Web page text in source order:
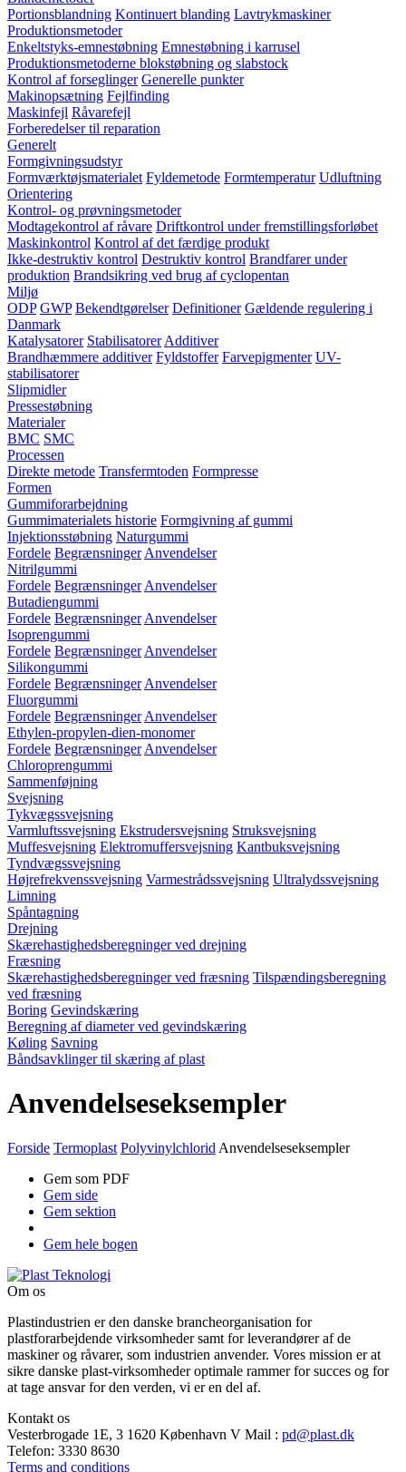
Portionsblandning Kontinuert blanding Lavtrykmaskiner
Produktionsmetoder
Enkeltstyks-emnestøbning Emnestøbning i karrusel
Produktionsmetoderne blokstøbning og slabstock
Kontrol af forseglinger Generelle punkter
Makinopsætning Fejlfinding
Maskinfejl Råvarefejl
Forberedelser til reparation
Generelt
Formgivningsudstyr
Formværktøjsmaterialet Fyldemetode Formtemperatur Udluftning
Orientering
Kontrol- og prøvningsmetoder
Modtagekontrol af råvare Driftkontrol under fremstillingsforløbet
Maskinkontrol Kontrol af det færdige produkt
Ikke-destruktiv kontrol Destruktiv kontrol Brandfarer under
produktion Brandsikring ved brug af cyclopentan
Miljø
ODP GWP Bekendtgørelser Definitioner Gældende regulering i
Danmark
Katalysatorer Stabilisatorer Additiver
Brandhæmmere additiver Fyldstoffer Farvepigmenter UV-
stabilisatorer
Slipmidler
Pressestøbning
Materialer
BMC SMC
Processen
Direkte metode Transfermtoden Formpresse
Formen
Gummiforarbejdning
Gummimaterialets historie Formgivning af gummi
Injektionsstøbning Naturgummi
Fordele Begrænsninger Anvendelser
Nitrilgummi
Fordele Begrænsninger Anvendelser
Butadiengummi
Fordele Begrænsninger Anvendelser
Isoprengummi
Fordele Begrænsninger Anvendelser
Silikongummi
Fordele Begrænsninger Anvendelser
Fluorgummi
Fordele Begrænsninger Anvendelser
Ethylen-propylen-dien-monomer
Fordele Begrænsninger Anvendelser
Chloroprengummi
Sammenføjning
Svejsning
Tykvægssvejsning
Varmluftssvejsning Ekstrudersvejsning Struksvejsning
Muffesvejsning Elektromuffersvejsning Kantbuksvejsning
Tyndvægssvejsning
Højrefrekvenssvejsning Varmestrådssvejsning Ultralydssvejsning
Limning
Spåntagning
Drejning
Skærehastighedsberegninger ved drejning
Fræsning
Skærehastighedsberegninger ved fræsning Tilspændingsberegning
ved fræsning
Boring Gevindskæring
Beregning af diameter ved gevindskæring
Køling Savning
Båndsavklinger til skæring af plast
Anvendelseseksempler
Forside Termoplast Polyvinylchlorid Anvendelseseksempler
Gem som PDF
Gem side
Gem sektion
Gem hele bogen
Om os
Plastindustrien er den danske brancheorganisation for
plastforarbejdende virksomheder samt for leverandører af de
maskiner og råvarer, som industrien anvender. Vores mission er at
sikre danske plast-virksomheder optimale rammer for succes og for
at tage ansvar for den verden, vi er en del af.
Kontakt os
Vesterbrogade 1E, 3 1620 København V Mail : pd@plast.dk
Telefon: 3330 8630
Terms and conditions